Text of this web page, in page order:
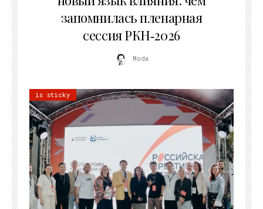
запомнилась пленарная
сессия РКН‑2026
Moda
is sticky